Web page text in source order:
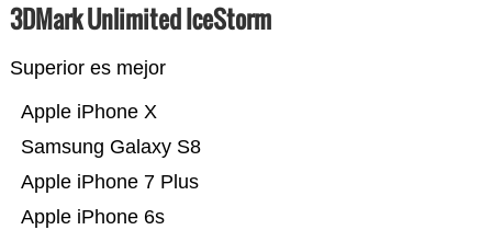
3DMark Unlimited IceStorm
Superior es mejor
Apple iPhone 6s
Apple iPhone 7 Plus
Samsung Galaxy S8
Apple iPhone X